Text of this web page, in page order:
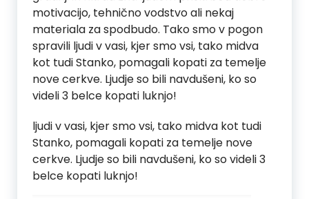
motivacijo, tehnično vodstvo ali nekaj
materiala za spodbudo. Tako smo v pogon
spravili ljudi v vasi, kjer smo vsi, tako midva
kot tudi Stanko, pomagali kopati za temelje
nove cerkve. Ljudje so bili navdušeni, ko so
videli 3 belce kopati luknjo!
ljudi v vasi, kjer smo vsi, tako midva kot tudi
Stanko, pomagali kopati za temelje nove
cerkve. Ljudje so bili navdušeni, ko so videli 3
belce kopati luknjo!